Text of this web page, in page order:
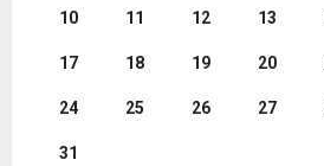
10 11 12 13
17 18 19 20
24 25 26 27
31